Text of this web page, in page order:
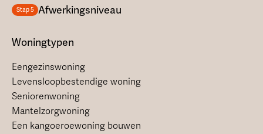
Stap 5 Afwerkingsniveau
Woningtypen
Eengezinswoning
Levensloopbestendige woning
Seniorenwoning
Mantelzorgwoning
Een kangoeroewoning bouwen